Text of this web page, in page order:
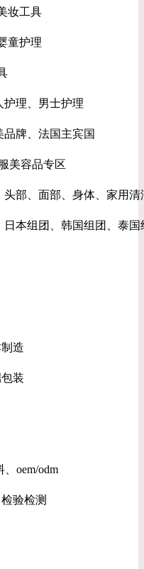
妆工具
童护理
护理、男士护理
品牌、法国主宾国
美容品专区
头部、面部、身体、家用清
日本组团、韩国组团、泰国
造
装
oem/odm
验检测